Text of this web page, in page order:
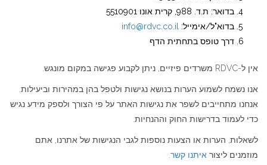
בדואר: ת.ד. 988, קרית אונו 5510901
בדוא"ל/אימייל:
info@rdvc.co.il
דרך טופס בתחתית הדף
אין ל-RDVC משרדים פיזיים, ניתן לקבוע פגישה במקום מונגש.
אנו נשמח לשמוע הערות בנושא נגישות ולטפל בהן במהירות וביעילות.
אנחנו מתחייבים לשפר את נגישות האתר על פי הצורך ולספק מידע נגיש
כדי לעמוד בדרישות החוק וההנחיות.
לשאלות, הערות או הצעות נוספות לגבי הנגישות של אתרנו, אתם
מוזמנים ליצור איתנו קשר